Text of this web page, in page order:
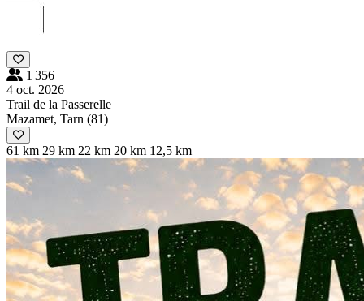
1 356
4 oct. 2026
Trail de la Passerelle
Mazamet, Tarn (81)
61 km 29 km 22 km 20 km 12,5 km